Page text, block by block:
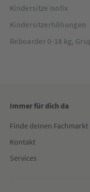
Kindersitze Isofix
Kindersitzerhöhungen
Reboarder 0-18 kg,
Immer für dich da
Finde deinen Fachmarkt
Kontakt
Services